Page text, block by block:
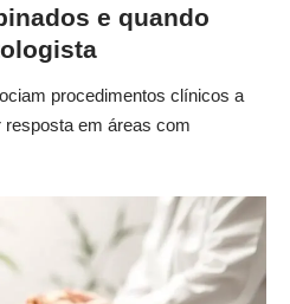
e quando
procedimentos clínicos a
em áreas com